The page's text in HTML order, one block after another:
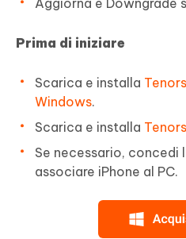
Prima di iniziare
Scarica e installa
Windows.
Scarica e installa
Se necessario, concedi
associare iPhone al PC.